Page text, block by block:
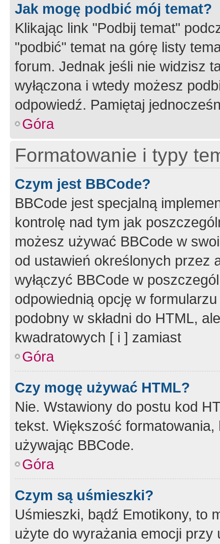
Jak mogę podbić mój temat?
Klikając link "Podbij temat"
"podbić" temat na górę listy
forum. Jednak jeśli nie widzisz
wyłączona i wtedy możesz
odpowiedź. Pamiętaj
Góra
Formatowanie i typy
Czym jest BBCode?
BBCode jest specjalną
kontrolę nad tym jak
możesz używać BBCode w
od ustawień określonych przez
wyłączyć BBCode w
odpowiednią opcję w
podobny w składni do HTML,
kwadratowych [ i ] zamiast
Góra
Czy mogę używać HTML?
Nie. Wstawiony do postu kod
tekst. Większość
używając BBCode.
Góra
Czym są uśmieszki?
Uśmieszki, bądź Emotikony, to
użyte do wyrażania emocji